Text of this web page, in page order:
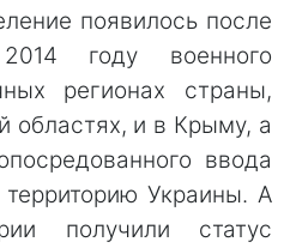
появилось после
году военного
регионах страны,
областях, и в Крыму, а
ввода
Украины. А
получили статус